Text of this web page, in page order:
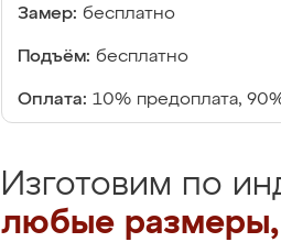
Замер: бесплатно
Подъём: бесплатно
Оплата: 10% предоплата,
Изготовим по
любые размеры,